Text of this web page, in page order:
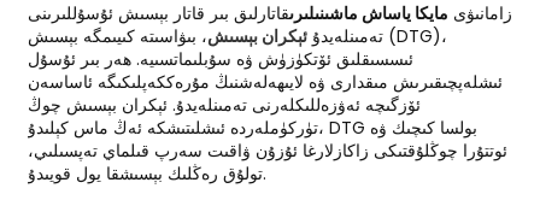
زامانىۋى مايكا ياساش ماشىنىلىرىقاتارلىق بىر قاتار بېسىش ئۇسۇللىرىنى
تەمىنلەيدۇئېكران بېسىش، بىۋاسىتە كىيىمگە بېسىش (DTG)،
ئىسسىقلىق ئۆتكۈزۈش ۋە سۇبلىماتسىيە. ھەر بىر ئۇسۇل
ئىشلەپچىقىرىش مىقدارى ۋە لايىھەلەشنىڭ مۇرەككەپلىكىگە ئاساسەن
ئۆزگىچە ئەۋزەللىكلەرنى تەمىنلەيدۇ. ئېكران بېسىش چوڭ
تۈركۈملەردە ئىشلىتىشكە ئەڭ ماس كېلىدۇ، DTG بولسا كىچىك ۋە
ئوتتۇرا چوڭلۇقتىكى زاكازلارغا ئۇزۇن ۋاقىت سەرپ قىلماي تەپسىلىي،
تولۇق رەڭلىك بېسىشقا يول قويىدۇ.